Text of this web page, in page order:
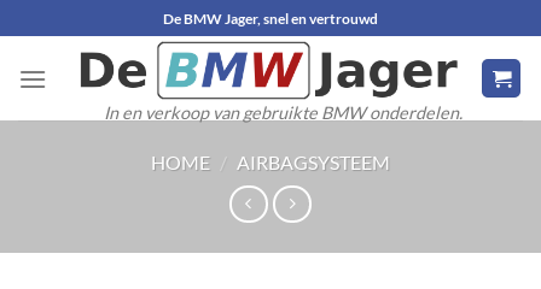
naar
inhoud
De BMW Jager, snel en vertrouwd
In en verkoop van gebruikte BMW onderdelen.
HOME / AIRBAGSYSTEEM